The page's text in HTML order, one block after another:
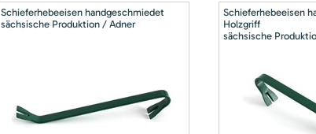
Schieferhebeeisen handgeschmiedet
sächsische Produktion / Adner
Schieferhebeeisen
Holzgriff
sächsische